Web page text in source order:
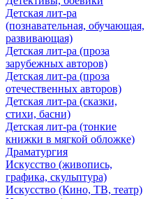
Детская лит-ра
(познавательная, обучающая,
развивающая)
Детская лит-ра (проза
зарубежных авторов)
Детская лит-ра (проза
отечественных авторов)
Детская лит-ра (сказки,
стихи, басни)
Детская лит-ра (тонкие
книжки в мягкой обложке)
Драматургия
Искусствo (живопись,
графика, скульптура)
Искусствo (Кино, ТВ, театр)